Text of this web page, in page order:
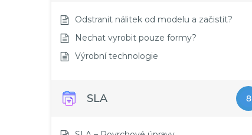
Odstranit nálitek od modelu a začistit?
Nechat vyrobit pouze formy?
Výrobní technologie
SLA 8